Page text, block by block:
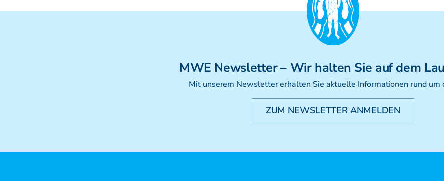
MWE Newsletter– Wir halten Sie auf dem
Mit unserem Newsletter erhalten Sie aktuelle Informationen rund um
ZUM NEWSLETTER ANMELDEN